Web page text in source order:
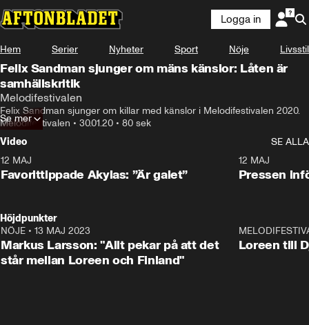
Logga in
Hem Serier Nyheter Sport Nöje Livsstil
Felix Sandman sjunger om mäns känslor: Låten är
samhällskritik
Melodifestivalen
Felix Sandman sjunger om killar med känslor i Melodifestivalen 2020.
Melodifestivalen • 30.01.20 • 80 sek
Se mer
Video
SE ALLA
12 MAJ
Favorittippade Akylas: ”Är galet”
12 MAJ
Pressen
Höjdpunkter
NÖJE • 13 MAJ 2023
Markus Larsson: "Allt pekar på att det
står mellan Loreen och Finland"
Loreen till